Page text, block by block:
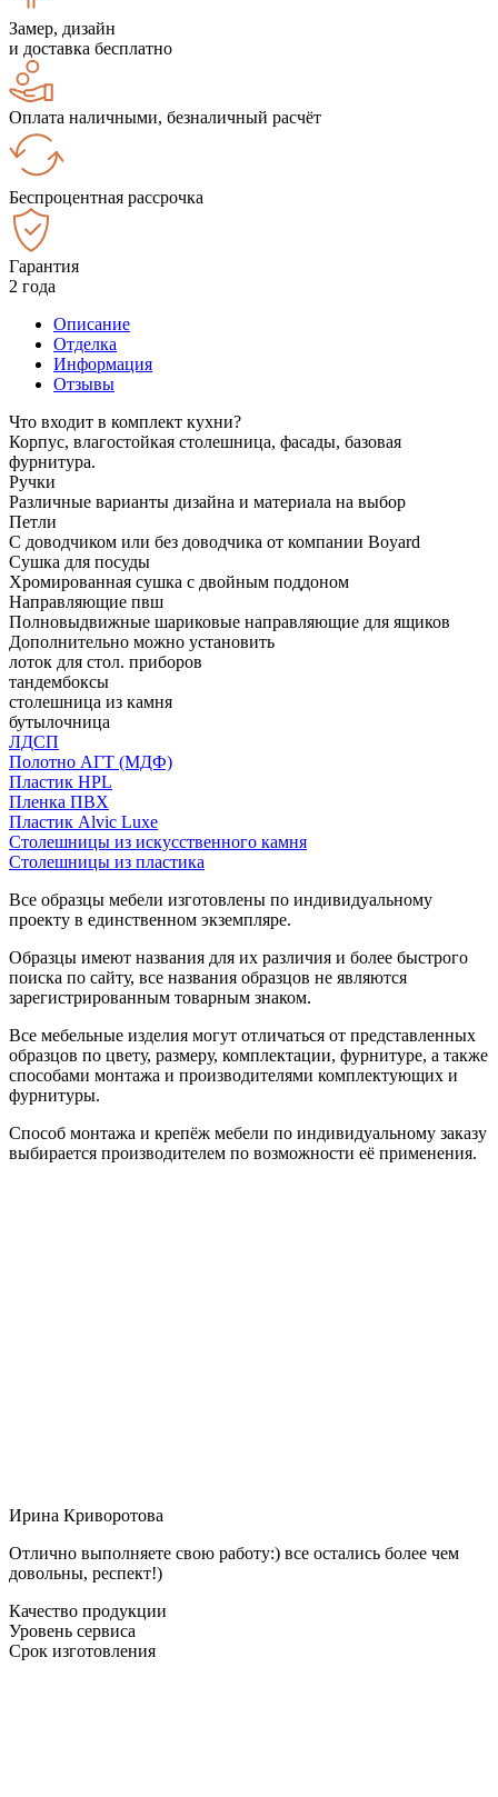
Замер, дизайн
и доставка бесплатно
Оплата наличными, безналичный расчёт
Беспроцентная рассрочка
Гарантия
2 года
Описание
Отделка
Информация
Отзывы
Что входит в комплект кухни?
Корпус, влагостойкая столешница, фасады, базовая
фурнитура.
Ручки
Различные варианты дизайна и материала на выбор
Петли
С доводчиком или без доводчика от компании Boyard
Сушка для посуды
Хромированная сушка с двойным поддоном
Направляющие пвш
Полновыдвижные шариковые направляющие для ящиков
Дополнительно можно установить
лоток для стол. приборов
тандембоксы
столешница из камня
бутылочница
ЛДСП
Полотно АГТ (МДФ)
Пластик HPL
Пленка ПВХ
Пластик Alvic Luxe
Столешницы из искусственного камня
Столешницы из пластика
Все образцы мебели изготовлены по индивидуальному
проекту в единственном экземпляре.
Образцы имеют названия для их различия и более быстрого
поиска по сайту, все названия образцов не являются
зарегистрированным товарным знаком.
Все мебельные изделия могут отличаться от представленных
образцов по цвету, размеру, комплектации, фурнитуре, а также
способами монтажа и производителями комплектующих и
фурнитуры.
Способ монтажа и крепёж мебели по индивидуальному заказу
выбирается производителем по возможности её применения.
Ирина Криворотова
Отлично выполняете свою работу:) все остались более чем
довольны, респект!)
Качество продукции
Уровень сервиса
Срок изготовления